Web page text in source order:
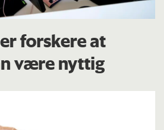
forskere at
være nyttig